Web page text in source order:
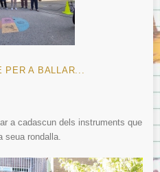
PER A BALLAR...
a cadascun dels instruments que
seua rondalla.